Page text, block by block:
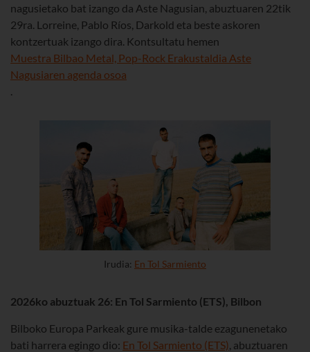
nagusietako bat izango da Aste Nagusian, abuztuaren 22tik
29ra. Lorreine, Pablo Ríos, Darkold eta beste askoren
kontzertuak izango dira. Kontsultatu hemen
Muestra Bilbao Metal, Pop-Rock Erakustaldia Aste
Nagusiaren agenda osoa
.
Irudia: En Tol Sarmiento
2026ko abuztuak 26: En Tol Sarmiento (ETS), Bilbon
Bilboko Europa Parkeak gure musika-talde ezagunenetako
bati harrera egingo dio: En Tol Sarmiento (ETS), abuztuaren